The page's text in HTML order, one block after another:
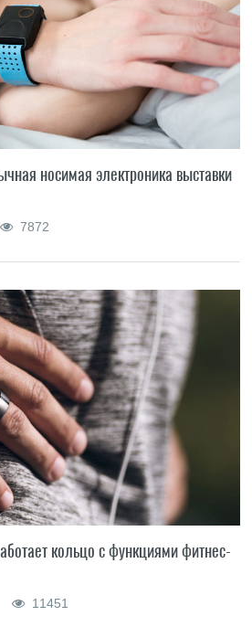
носимая электроника выставки
7872
кольцо с функциями фитнес-
11451